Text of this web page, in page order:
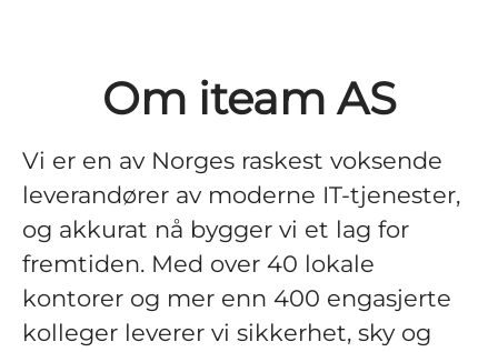
Om iteam AS
Vi er en av Norges raskest voksende
leverandører av moderne IT-tjenester,
og akkurat nå bygger vi et lag for
fremtiden. Med over 40 lokale
kontorer og mer enn 400 engasjerte
kolleger leverer vi sikkerhet, sky og